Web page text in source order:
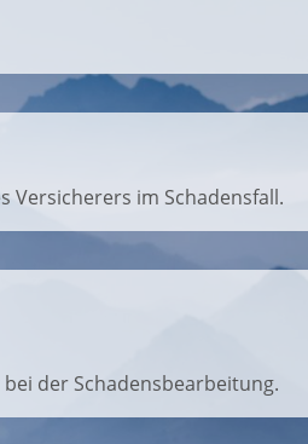
im Schadensfall.
der Schadensbearbeitung.